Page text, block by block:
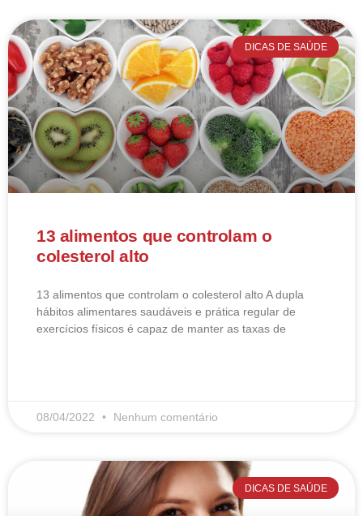
DICAS DE SAÚDE
13 alimentos que controlam o
colesterol alto
13 alimentos que controlam o colesterol alto​ A dupla
hábitos alimentares saudáveis e prática regular de
exercícios físicos é capaz de manter as taxas de
08/04/2022 Nenhum comentário
DICAS DE SAÚDE